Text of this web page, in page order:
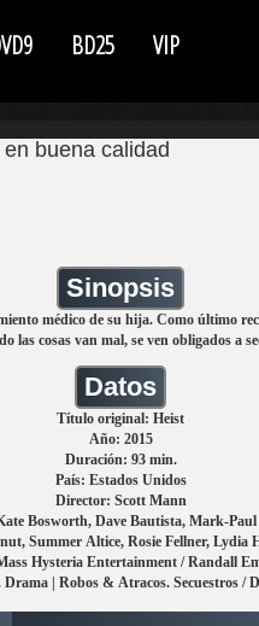
BD25 VIP
buena calidad
Sinopsis
médico de su hija. Como último
las cosas van mal, se ven obligados a
Datos
Título original: Heist
Año: 2015
Duración: 93 min.
País: Estados Unidos
Director: Scott Mann
Bosworth, Dave Bautista, Mark-Paul
Summer Altice, Rosie Fellner, Lydia
Hysteria Entertainment / Randall
| Robos & Atracos. Secuestros /